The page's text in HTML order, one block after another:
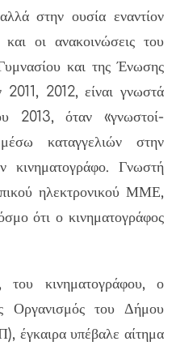
στην ουσία εναντίον
οι ανακοινώσεις του
και της Ένωσης
2012, είναι γνωστά
2013, όταν «γνωστοί-
καταγγελιών στην
κινηματογράφο. Γνωστή
ηλεκτρονικού ΜΜΕ,
ότι ο κινηματογράφος
του κινηματογράφου, ο
Οργανισμός του Δήμου
έγκαιρα υπέβαλε αίτημα